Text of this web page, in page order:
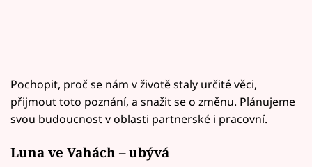
Pochopit, proč se nám v životě staly určité věci,
přijmout toto poznání, a snažit se o změnu. Plánujeme
svou budoucnost v oblasti partnerské i pracovní.
Luna ve Vahách – ubývá